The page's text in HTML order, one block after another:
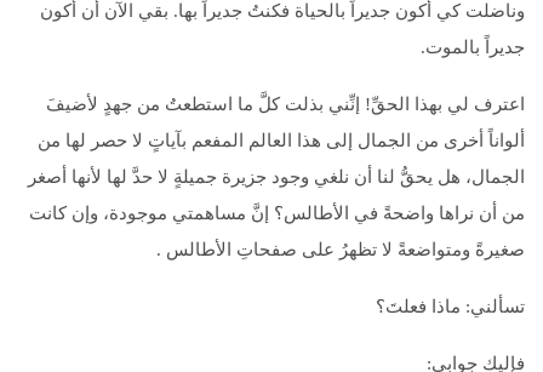
وناضلت كي أكون جديراً بالحياة فكنتُ جديراً بها. بقي الآن أن أكون
جديراً بالموت.
اعترف لي بهذا الحقِّ! إنِّني بذلت كلَّ ما استطعتُ من جهدٍ لأضيفَ
ألواناً أخرى من الجمال إلى هذا العالم المفعم بآياتٍ لا حصر لها من
الجمال، هل يحقُّ لنا أن نلغي وجود جزيرة جميلةٍ لا حدَّ لها لأنها أصغر
من أن نراها واضحةً في الأطالس؟ إنَّ مساهمتي موجودة، وإن كانت
صغيرةً ومتواضعةً لا تظهرُ على صفحاتِ الأطالس .
تسألني: ماذا فعلتَ؟
فإليك جوابي: